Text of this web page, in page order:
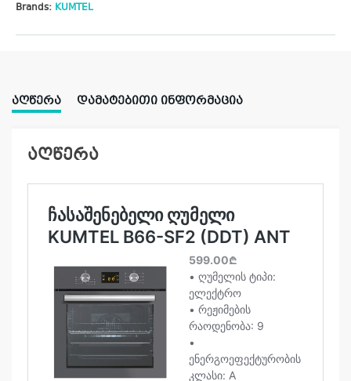
Brands: KUMTEL
ᲐᲦᲬᲔᲠᲐ ᲓᲐᲛᲐᲢᲔᲑᲘᲗᲘ ᲘᲜᲤᲝᲠᲛᲐᲪᲘᲐ
აღწერა